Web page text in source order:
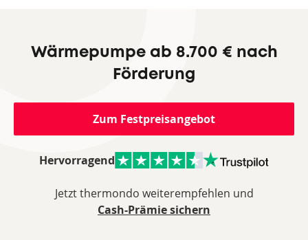
Wärmepumpe ab 8.700 € nach
Förderung
Zum Festpreisangebot
Hervorragend
Jetzt thermondo weiterempfehlen und
Cash-Prämie sichern